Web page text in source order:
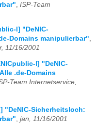
ISP-Team
l] "DeNIC-
Domains manipulierbar",
11/16/2001
l] "DeNIC-
.de-Domains
Team Internetservice,
"DeNIC-Sicherheitsloch:
jan, 11/16/2001